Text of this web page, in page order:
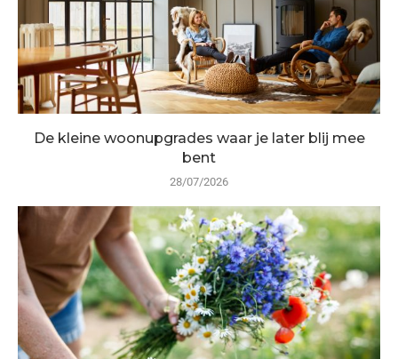
De kleine woonupgrades waar je later blij mee
bent
28/07/2026